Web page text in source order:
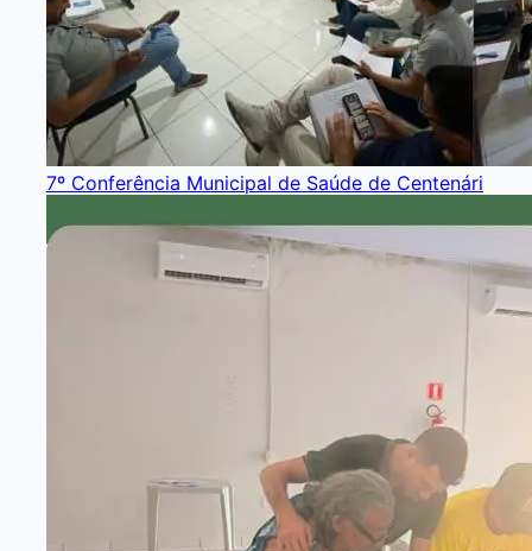
7º Conferência Municipal de Saúde de Centenári